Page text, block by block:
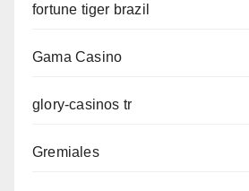
fortune tiger brazil
Gama Casino
glory-casinos tr
Gremiales